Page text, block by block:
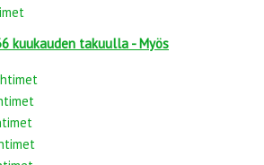
kuukauden takuulla - Myös